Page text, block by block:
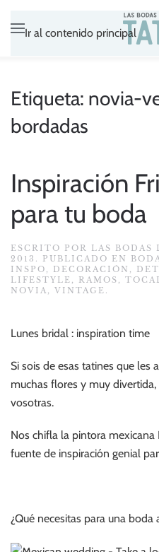
Ir al contenido principal
Etiqueta: novia-
bordadas
Inspiración
para tu boda
ESCRITO POR LAS BODAS
2013 . PUBLICADO EN
INSPO , DECORACIÓN ,
LIFESTYLE , RAMOS ,
NOVIA , VINTAGE .
Lunes bridal : inspiration time
Si sois de esas tatines que les
muchas flores y muy
vosotras.
Nos chifla la pintora mexicana
fuente de inspiración genial
¿Qué necesitas para una boda